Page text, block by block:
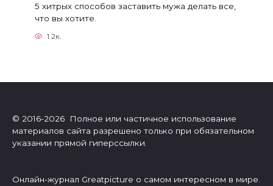
5 хитрых способов заставить мужа делать все,
что вы хотите.
1.2к.
© 2016-2026 Полное или частичное использование
материалов сайта разрешено только при обязательном
указании прямой гиперссылки.
Онлайн-журнал Greatpicture о самом интересном в мире.